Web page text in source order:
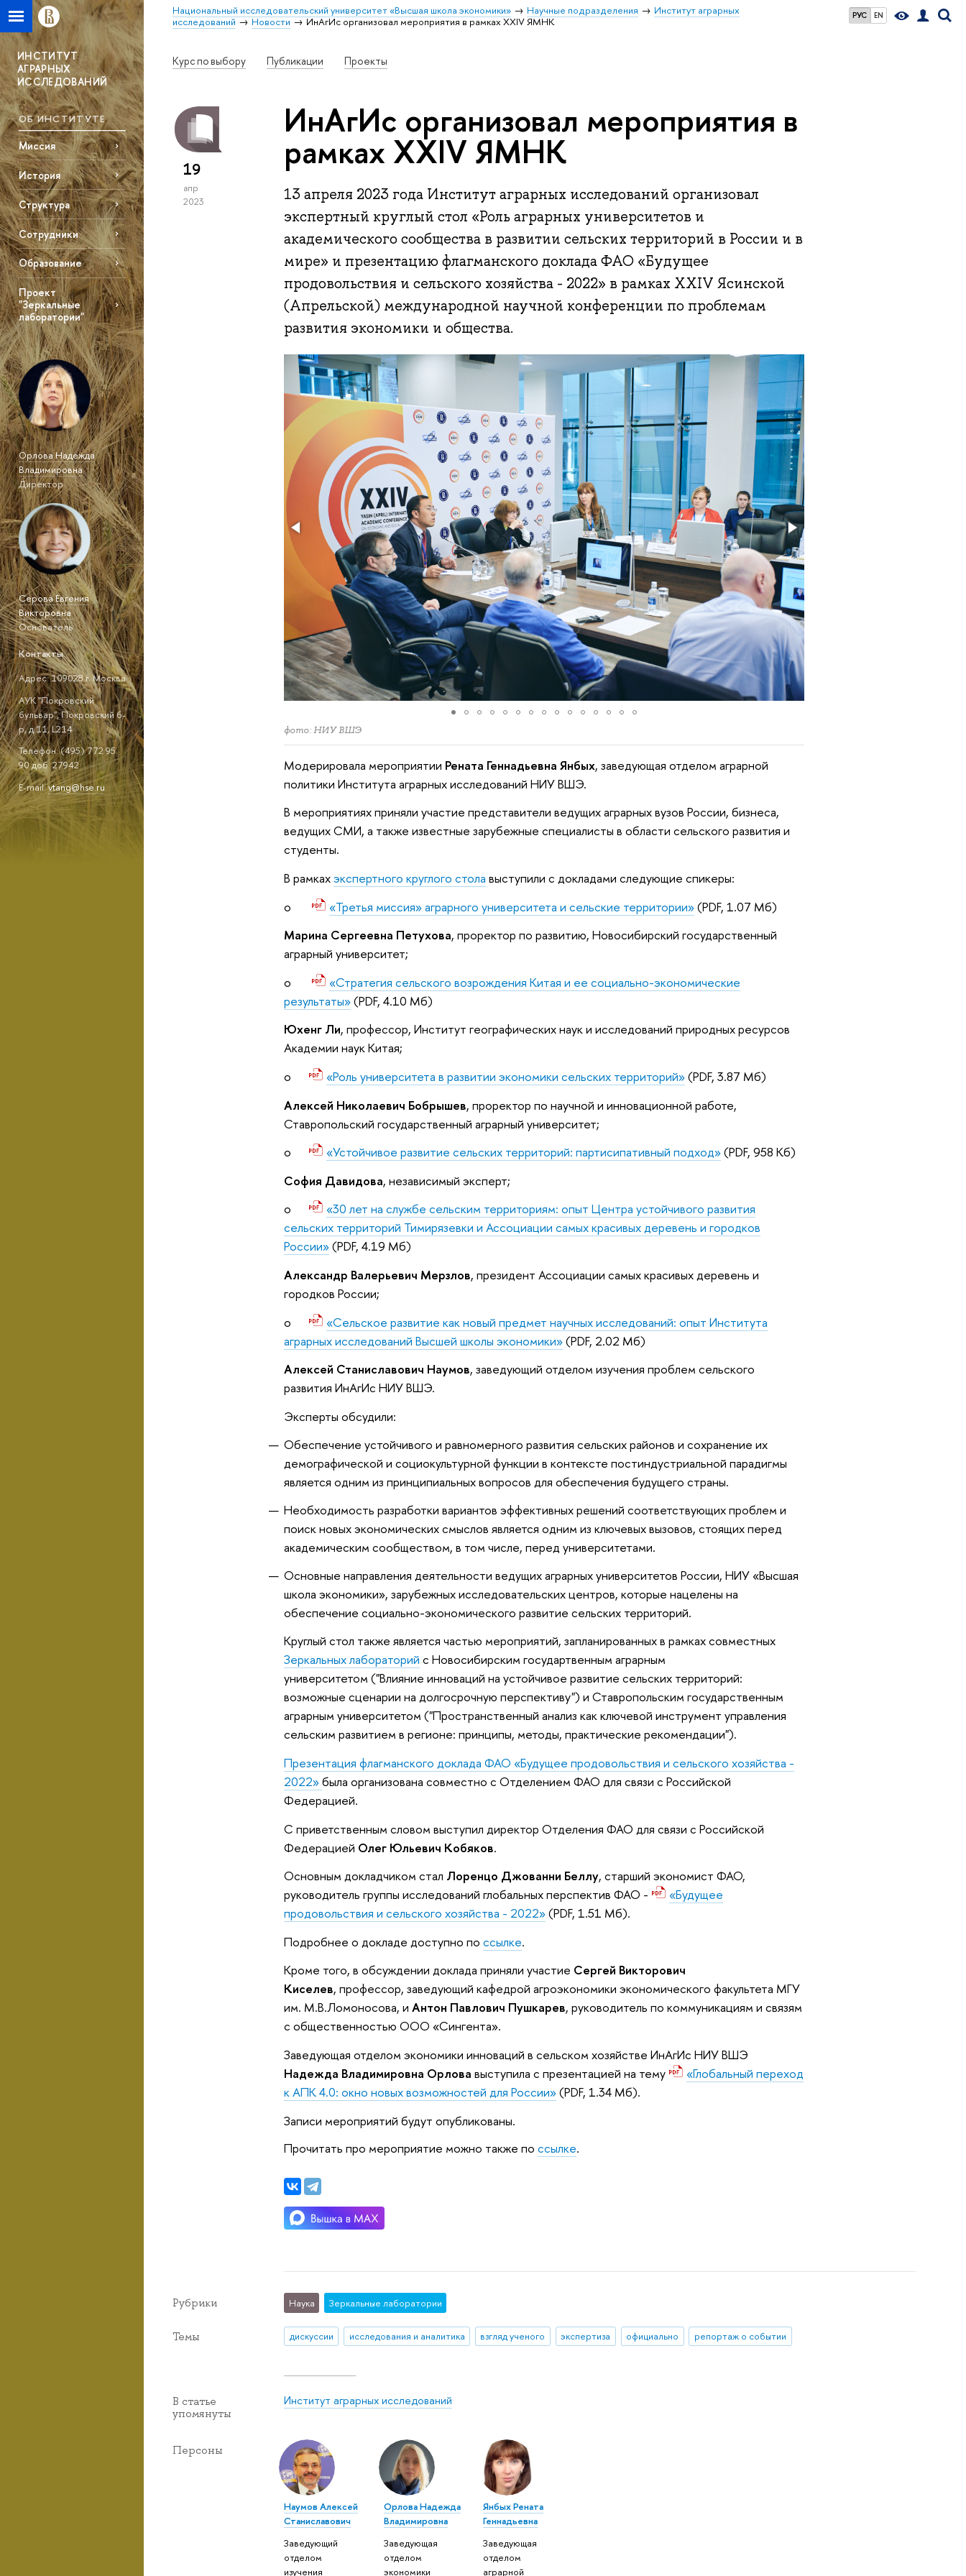
РУС EN
Национальный исследовательский университет «Высшая школа экономики» Научные подразделения
Институт аграрных
исследований
Новости ИнАгИс организовал мероприятия в рамках XXIV ЯМНК
ИНСТИТУТ
АГРАРНЫХ
ИССЛЕДОВАНИЙ
ОБ ИНСТИТУТЕ
Миссия
История
Структура
Сотрудники
Образование
Проект
"Зеркальные
лаборатории"
Орлова Надежда
Владимировна
Директор
Серова Евгения
Викторовна
Основатель
Контакты
Адрес: 109028 г. Москва
АУК "Покровский
бульвар", Покровский б-
р, д.11, L214
Телефон: (495) 772 95
90 доб. 27942
E-mail:vtang@hse.ru
Курс по выбору Публикации Проекты
19
апр
2023
ИнАгИс организовал мероприятия в
рамках XXIV ЯМНК
13 апреля 2023 года Институт аграрных исследований организовал
экспертный круглый стол «Роль аграрных университетов и
академического сообщества в развитии сельских территорий в России и в
мире» и презентацию флагманского доклада ФАО «Будущее
продовольствия и сельского хозяйства - 2022» в рамках XXIV Ясинской
(Апрельской) международной научной конференции по проблемам
развития экономики и общества.
фото: НИУ ВШЭ
Модерировала мероприятии Рената Геннадьевна Янбых, заведующая отделом аграрной
политики Института аграрных исследований НИУ ВШЭ.
В мероприятиях приняли участие представители ведущих аграрных вузов России, бизнеса,
ведущих СМИ, а также известные зарубежные специалисты в области сельского развития и
студенты.
В рамкахэкспертного круглого стола выступили с докладами следующие спикеры:
o
«Третья миссия» аграрного университета и сельские территории»(PDF, 1.07 Мб)
Марина Сергеевна Петухова, проректор по развитию, Новосибирский государственный
аграрный университет;
o
«Стратегия сельского возрождения Китая и ее социально-экономические
результаты»(PDF, 4.10 Мб)
Юхенг Ли, профессор, Институт географических наук и исследований природных ресурсов
Академии наук Китая;
o
«Роль университета в развитии экономики сельских территорий»(PDF, 3.87 Мб)
Алексей Николаевич Бобрышев, проректор по научной и инновационной работе,
Ставропольский государственный аграрный университет;
o
«Устойчивое развитие сельских территорий: партисипативный подход»(PDF, 958 Кб)
София Давидова, независимый эксперт;
o
«30 лет на службе сельским территориям: опыт Центра устойчивого развития
сельских территорий Тимирязевки и Ассоциации самых красивых деревень и городков
России»(PDF, 4.19 Мб)
Александр Валерьевич Мерзлов, президент Ассоциации самых красивых деревень и
городков России;
o
«Сельское развитие как новый предмет научных исследований: опыт Института
аграрных исследований Высшей школы экономики»(PDF, 2.02 Мб)
Алексей Станиславович Наумов, заведующий отделом изучения проблем сельского
развития ИнАгИс НИУ ВШЭ.
Эксперты обсудили:
Обеспечение устойчивого и равномерного развития сельских районов и сохранение их
демографической и социокультурной функции в контексте постиндустриальной парадигмы
является одним из принципиальных вопросов для обеспечения будущего страны.
Необходимость разработки вариантов эффективных решений соответствующих проблем и
поиск новых экономических смыслов является одним из ключевых вызовов, стоящих перед
академическим сообществом, в том числе, перед университетами.
Основные направления деятельности ведущих аграрных университетов России, НИУ «Высшая
школа экономики», зарубежных исследовательских центров, которые нацелены на
обеспечение социально-экономического развитие сельских территорий.
Круглый стол также является частью мероприятий, запланированных в рамках совместных
Зеркальных лабораторий с Новосибирским государтвенным аграрным
университетом ("Влияние инноваций на устойчивое развитие сельских территорий:
возможные сценарии на долгосрочную перспективу") и Ставропольским государственным
аграрным университетом ("Пространственный анализ как ключевой инструмент управления
сельским развитием в регионе: принципы, методы, практические рекомендации").
Презентация флагманского доклада ФАО «Будущее продовольствия и сельского хозяйства -
2022»была организована совместно с Отделением ФАО для связи с Российской
Федерацией.
С приветственным словом выступил директор Отделения ФАО для связи с Российской
Федерацией Олег Юльевич Кобяков.
Основным докладчиком стал Лоренцо Джованни Беллу, старший экономист ФАО,
руководитель группы исследований глобальных перспектив ФАО -
«Будущее
продовольствия и сельского хозяйства - 2022»(PDF, 1.51 Мб).
Подробнее о докладе доступно поссылке.
Кроме того, в обсуждении доклада приняли участие Сергей Викторович
Киселев, профессор, заведующий кафедрой агроэкономики экономического факультета МГУ
им. М.В.Ломоносова, иАнтон Павлович Пушкарев, руководитель по коммуникациям и связям
с общественностью ООО «Сингента».
Заведующая отделом экономики инноваций в сельском хозяйстве ИнАгИс НИУ ВШЭ
Надежда Владимировна Орлова выступила с презентацией на тему
«Глобальный переход
к АПК 4.0: окно новых возможностей для России»(PDF, 1.34 Мб).
Записи мероприятий будут опубликованы.
Прочитать про мероприятие можно также поссылке.
Рубрики Наука Зеркальные лаборатории
Темы дискуссии исследования и аналитика взгляд ученого экспертиза официально репортаж о событии
В статье
упомянуты
Институт аграрных исследований
Персоны
Наумов Алексей
Станиславович
Заведующий
отделом
изучения
Орлова Надежда
Владимировна
Заведующая
отделом
экономики
Янбых Рената
Геннадьевна
Заведующая
отделом
аграрной